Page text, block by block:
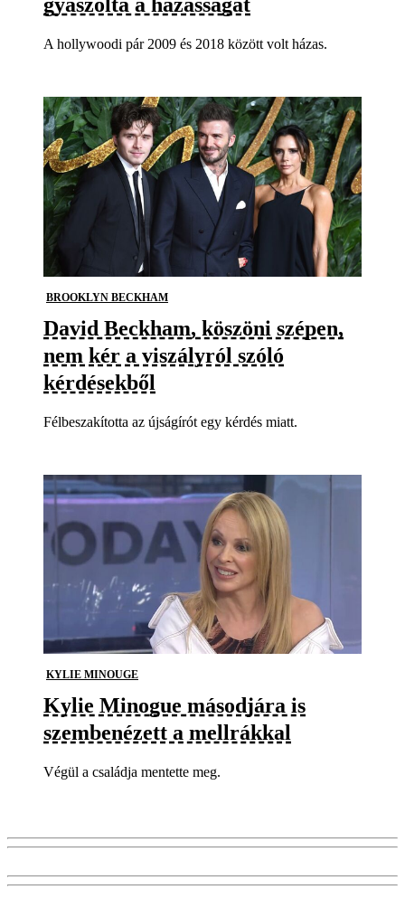
gyászolta a házasságát
A hollywoodi pár 2009 és 2018 között volt házas.
BROOKLYN BECKHAM
David Beckham, köszöni szépen,
nem kér a viszályról szóló
kérdésekből
Félbeszakította az újságírót egy kérdés miatt.
KYLIE MINOUGE
Kylie Minogue másodjára is
szembenézett a mellrákkal
Végül a családja mentette meg.